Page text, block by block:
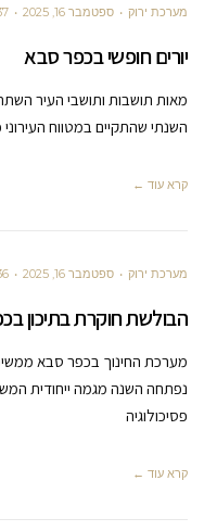
מערכת ירוק ספטמבר 16, 2025
יורים חופשי בכפר סבא
מאות תושבות ותושבי העיר
השנתי שהתקיים במטווח
קרא עוד ←
מערכת ירוק ספטמבר 16, 2025
הבולשת חוקרת בתיכון
מערכת החינוך בכפר סבא
נפתחה השנה מגמה ייחודית
פסיכולוגיה
קרא עוד ←